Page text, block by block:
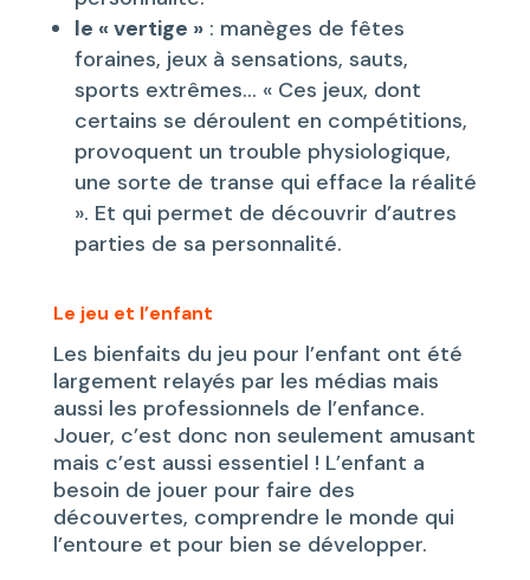
le « vertige »: manèges de fêtes
foraines, jeux à sensations, sauts,
sports extrêmes… « Ces jeux, dont
certains se déroulent en compétitions,
provoquent un trouble physiologique,
une sorte de transe qui efface la réalité
». Et qui permet de découvrir d’autres
parties de sa personnalité.
Le jeu et l’enfant
Les bienfaits du jeu pour l’enfant ont été
largement relayés par les médias mais
aussi les professionnels de l’enfance.
Jouer, c’est donc non seulement amusant
mais c’est aussi essentiel ! L’enfant a
besoin de jouer pour faire des
découvertes, comprendre le monde qui
l’entoure et pour bien se développer.